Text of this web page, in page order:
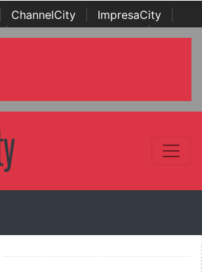
ChannelCity ImpresaCity
| Italian Channel Awards | Italian